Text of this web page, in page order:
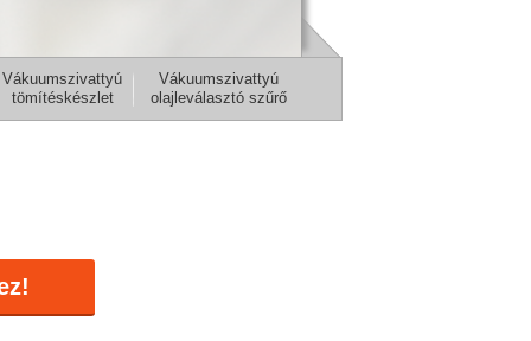
Vákuumszivattyú
tömítéskészlet
Vákuumszivattyú
olajleválasztó szűrő